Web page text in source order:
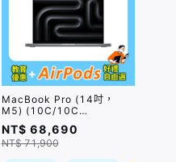
MacBook Pro (14吋，
M5) (10C/10C
GPU/24GB/1TB) / 兩色
(售價已折)｜預購，到貨後
依訂單順序出貨
NT$ 68,690
NT$ 71,900